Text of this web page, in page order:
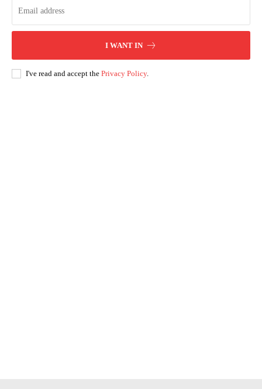
I WANT IN
I've read and accept the Privacy Policy.